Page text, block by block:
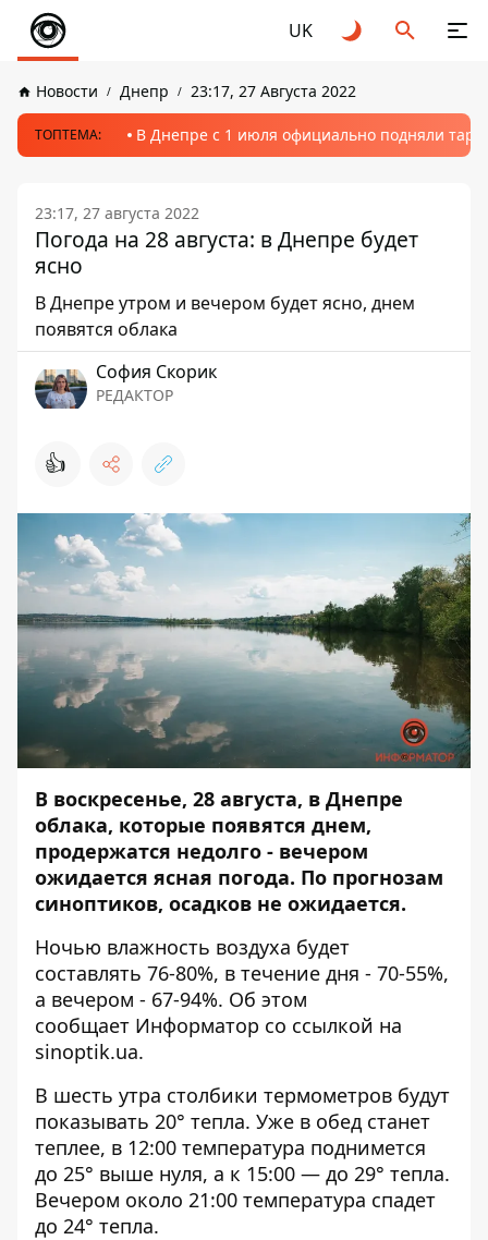
UK
Новости Днепр 23:17, 27 Августа 2022
ТОПТЕМА: В Днепре с 1 июля официально подняли
23:17, 27 августа 2022
Погода на 28 августа: в Днепре будет
ясно
В Днепре утром и вечером будет ясно, днем
появятся облака
София Скорик
РЕДАКТОР
👍
В воскресенье, 28 августа, в Днепре
облака, которые появятся днем,
продержатся недолго - вечером
ожидается ясная погода. По прогнозам
синоптиков, осадков не ожидается.
Ночью влажность воздуха будет
составлять 76-80%, в течение дня - 70-55%,
а вечером - 67-94%. Об этом
сообщает Информатор со ссылкой на
sinoptik.ua.
В шесть утра столбики термометров будут
показывать 20° тепла. Уже в обед станет
теплее, в 12:00 температура поднимется
до 25° выше нуля, а к 15:00 — до 29° тепла.
Вечером около 21:00 температура спадет
до 24° тепла.